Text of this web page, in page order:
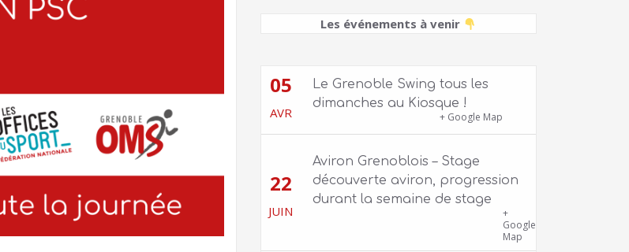
Les événements à venir
05
AVR
Le Grenoble Swing tous les
dimanches au Kiosque !
+ Google Map
22
JUIN
Aviron Grenoblois – Stage
découverte aviron, progression
durant la semaine de stage
+
Google
Map